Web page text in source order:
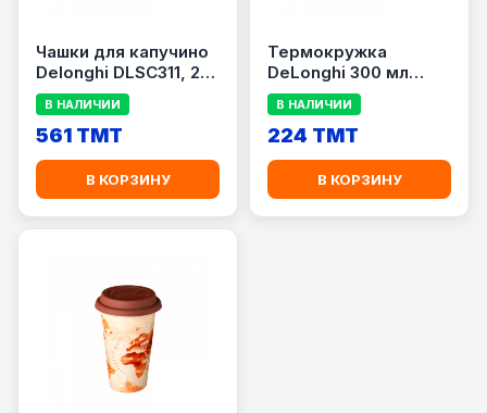
Чашки для капучино
Delonghi DLSC311, 2
шт.
В НАЛИЧИИ
561 TMT
В КОРЗИНУ
Термокружка
DeLonghi 300 мл
(DLSC057)
В НАЛИЧИИ
224 TMT
В КОРЗИНУ